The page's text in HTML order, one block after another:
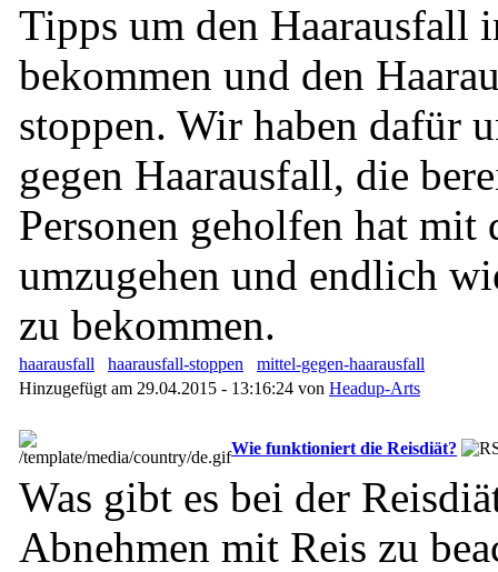
Tipps um den Haarausfall
bekommen und den
stoppen. Wir haben dafür
gegen Haarausfall, die
Personen geholfen hat mit
umzugehen und endlich
zu bekommen.
haarausfall haarausfall-stoppen
mittel-gegen-haarausfall
Hinzugefügt am 29.04.2015 - 13:16:24 von Headup-Arts
Wie funktioniert die Reisdiät?
Was gibt es bei der
Abnehmen mit Reis zu